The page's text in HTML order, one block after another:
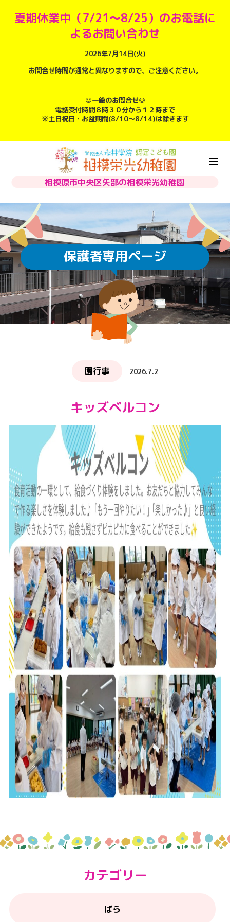
夏期休業中（7/21～8/25）のお電話に
よるお問い合わせ
2026年7月14日(火)
お問合せ時間が通常と異なりますので、ご注意ください。
◎一般のお問合せ◎
電話受付時間８時３０分から１２時まで
※土日祝日・お盆期間(8/10～8/14)は除きます
相模原市中央区矢部の相模栄光幼稚園
保護者専用ページ
園行事 2026.7.2
キッズベルコン
カテゴリー
ばら